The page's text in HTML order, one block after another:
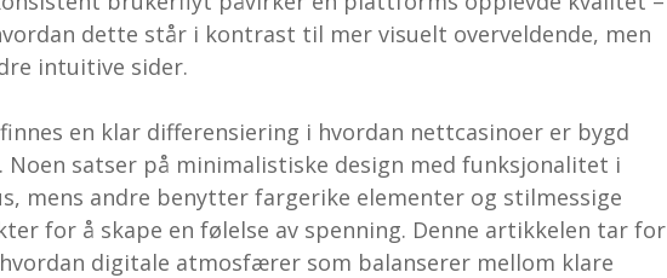
dette står i kontrast til mer visuelt overveldende, men
intuitive sider.
en klar differensiering i hvordan nettcasinoer er bygd
Noen satser på minimalistiske design med funksjonalitet i
mens andre benytter fargerike elementer og stilmessige
for å skape en følelse av spenning. Denne artikkelen tar for
digitale atmosfærer som balanserer mellom klare